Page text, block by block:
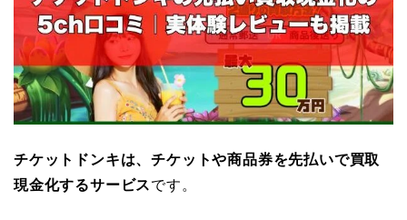
チケットドンキは、チケットや商品券を先払いで買取
現金化するサービスです。